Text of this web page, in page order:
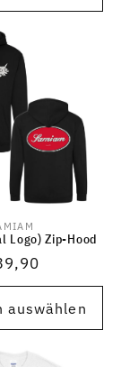
Anbieter:
Logo) Zip-Hood
auswählen